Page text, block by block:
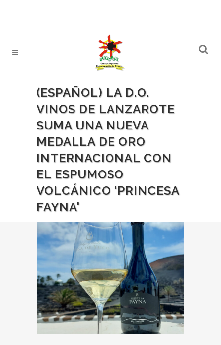
(ESPAÑOL) LA D.O.
VINOS DE LANZAROTE
SUMA UNA NUEVA
MEDALLA DE ORO
INTERNACIONAL CON
EL ESPUMOSO
VOLCÁNICO ‘PRINCESA
FAYNA'